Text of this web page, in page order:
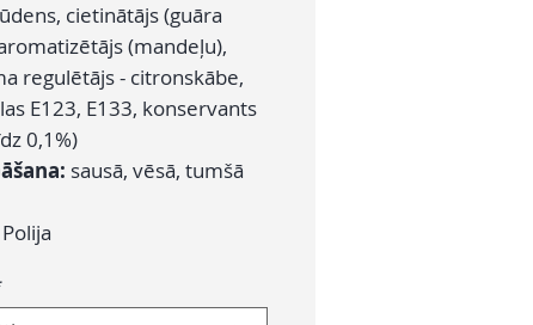
cietinātājs (guāra
(mandeļu),
regulētājs - citronskābe,
E123, E133, konservants
0,1%)
sausā, vēsā, tumšā
Polija